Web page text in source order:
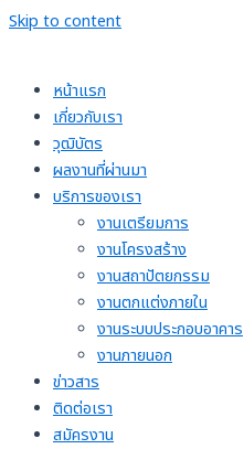
Skip to content
หน้าแรก
เกี่ยวกับเรา
วุฒิบัตร
ผลงานที่ผ่านมา
บริการของเรา
งานเตรียมการ
งานโครงสร้าง
งานสถาปัตยกรรม
งานตกแต่งภายใน
งานระบบประกอบอาคาร
งานภายนอก
ข่าวสาร
ติดต่อเรา
สมัครงาน